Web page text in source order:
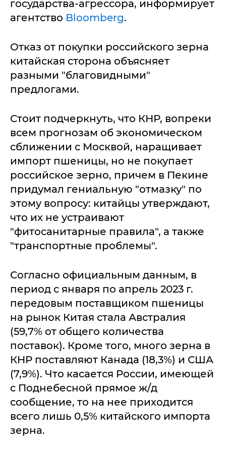
государства-агрессора, информирует
агентство Bloomberg.
Отказ от покупки российского зерна
китайская сторона объясняет
разными "благовидными"
предлогами.
Стоит подчеркнуть, что КНР, вопреки
всем прогнозам об экономическом
сближении с Москвой, наращивает
импорт пшеницы, но не покупает
российское зерно, причем в Пекине
придумал гениальную "отмазку" по
этому вопросу: китайцы утверждают,
что их не устраивают
"фитосанитарные правила", а также
"транспортные проблемы".
Согласно официальным данным, в
период с января по апрель 2023 г.
передовым поставщиком пшеницы
на рынок Китая стала Австралия
(59,7% от общего количества
поставок). Кроме того, много зерна в
КНР поставляют Канада (18,3%) и США
(7,9%). Что касается России, имеющей
с Поднебесной прямое ж/д
сообщение, то на нее приходится
всего лишь 0,5% китайского импорта
зерна.